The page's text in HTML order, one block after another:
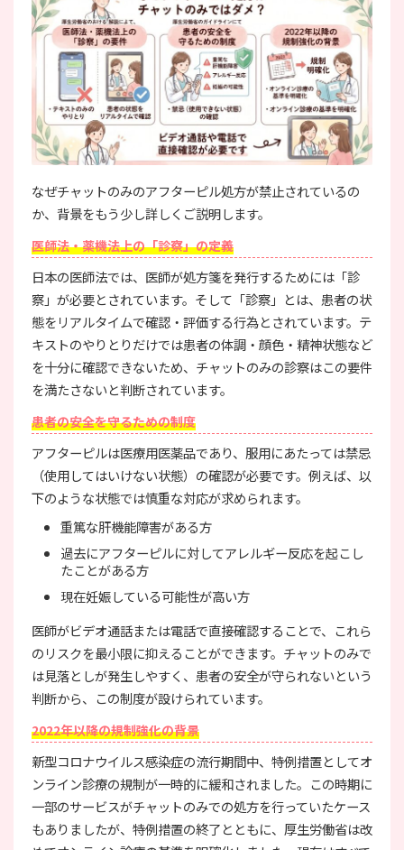
なぜチャットのみのアフターピル処方が禁止されているの
か、背景をもう少し詳しくご説明します。
医師法・薬機法上の「診察」の定義
日本の医師法では、医師が処方箋を発行するためには「診
察」が必要とされています。そして「診察」とは、患者の状
態をリアルタイムで確認・評価する行為とされています。テ
キストのやりとりだけでは患者の体調・顔色・精神状態など
を十分に確認できないため、チャットのみの診察はこの要件
を満たさないと判断されています。
患者の安全を守るための制度
アフターピルは医療用医薬品であり、服用にあたっては禁忌
（使用してはいけない状態）の確認が必要です。例えば、以
下のような状態では慎重な対応が求められます。
重篤な肝機能障害がある方
過去にアフターピルに対してアレルギー反応を起こし
たことがある方
現在妊娠している可能性が高い方
医師がビデオ通話または電話で直接確認することで、これら
のリスクを最小限に抑えることができます。チャットのみで
は見落としが発生しやすく、患者の安全が守られないという
判断から、この制度が設けられています。
2022年以降の規制強化の背景
新型コロナウイルス感染症の流行期間中、特例措置としてオ
ンライン診療の規制が一時的に緩和されました。この時期に
一部のサービスがチャットのみでの処方を行っていたケース
もありましたが、特例措置の終了とともに、厚生労働省は改